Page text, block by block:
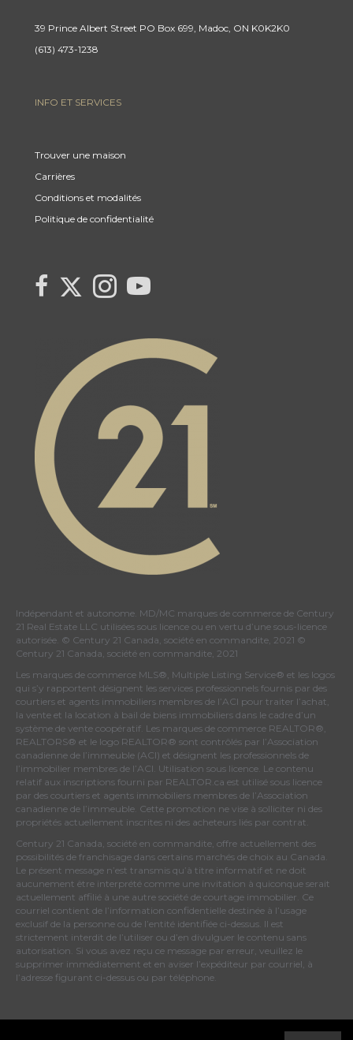
39 Prince Albert Street PO Box 699, Madoc, ON K0K2K0
(613) 473-1238
INFO ET SERVICES
Trouver une maison
Carrières
Conditions et modalités
Politique de confidentialité
link
Link
Twitter
page
Link
to
Instagram
page
link
to
YouTube
page
Indépendant et autonome. MD/MC marques de commerce de Century
21 Real Estate LLC utilisées sous licence ou en vertu d’une sous-licence
autorisée. © Century 21 Canada, société en commandite, 2021 ©
Century 21 Canada, société en commandite, 2021
Les marques de commerce MLS®, Multiple Listing Service® et les logos
qui s’y rapportent désignent les services professionnels fournis par des
courtiers et agents immobiliers membres de l’ACI pour traiter l’achat,
la vente et la location à bail de biens immobiliers dans le cadre d’un
système de vente coopératif. Les marques de commerce REALTOR®,
REALTORS® et le logo REALTOR® sont contrôlés par l’Association
canadienne de l’immeuble (ACI) et désignent les professionnels de
l’immobilier membres de l’ACI. Utilisation sous licence. Le contenu
relatif aux inscriptions fourni par REALTOR.ca est utilisé sous licence
par des courtiers et agents immobiliers membres de l’Association
canadienne de l’immeuble . Cette promotion ne vise à solliciter ni des
propriétés actuellement inscrites ni des acheteurs liés par contrat.
Century 21 Canada, société en commandite, offre actuellement des
possibilités de franchisage dans certains marchés de choix au Canada.
Le présent message n’est transmis qu’à titre informatif et ne doit
aucunement être interprété comme une invitation à quiconque serait
actuellement affilié à une autre société de courtage immobilier. Ce
courriel contient de l’information confidentielle destinée à l’usage
exclusif de la personne ou de l’entité identifiée ci-dessus. Il est
strictement interdit de l’utiliser ou d’en divulguer le contenu sans
autorisation. Si vous avez reçu ce message par erreur, veuillez le
supprimer immédiatement et en aviser l’expéditeur par courriel, à
l’adresse figurant ci-dessus ou par téléphone.